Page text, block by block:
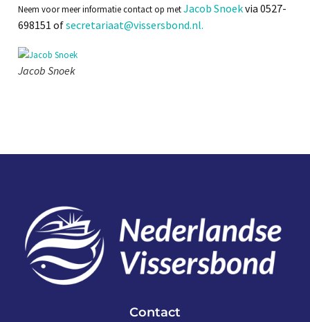
Neem voor meer informatie contact op metJacob Snoekvia 0527-
698151 ofsecretariaat@vissersbond.nl.
Jacob Snoek
Contact